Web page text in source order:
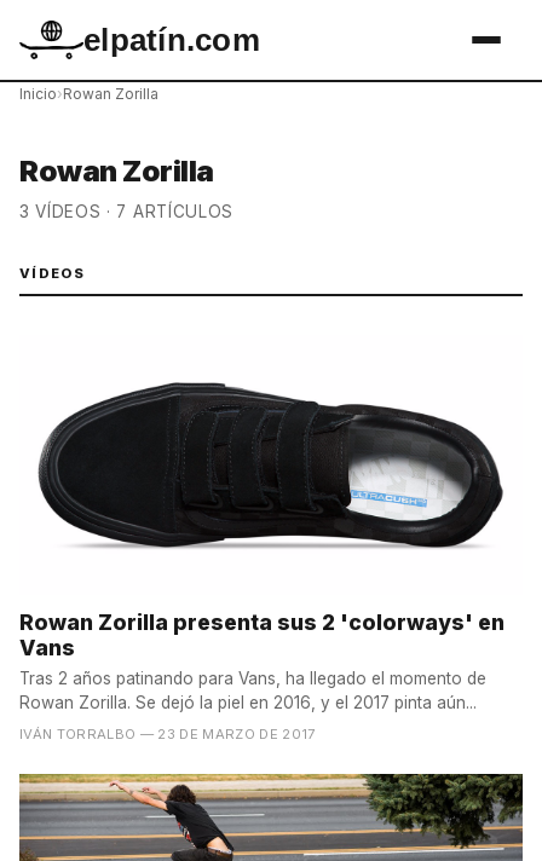
elpatín.com
Inicio›Rowan Zorilla
Rowan Zorilla
3 VÍDEOS · 7 ARTÍCULOS
VÍDEOS
Rowan Zorilla presenta sus 2 'colorways' en
Vans
Tras 2 años patinando para Vans, ha llegado el momento de
Rowan Zorilla. Se dejó la piel en 2016, y el 2017 pinta aún...
IVÁN TORRALBO — 23 DE MARZO DE 2017